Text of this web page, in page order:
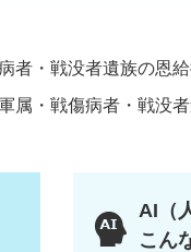
者・戦没者遺族の恩
軍属・戦傷病者・戦没
AI（
こん